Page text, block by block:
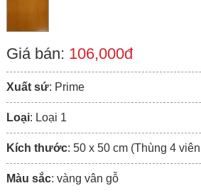
Giá bán: 106,000đ
Xuất sứ: Prime
Loại: Loại 1
Kích thước: 50 x 50 cm (Thùng 4 viên
Màu sắc: vàng vân gỗ